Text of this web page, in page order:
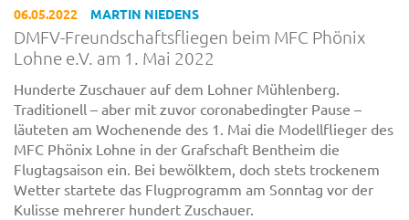
06.05.2022 MARTIN NIEDENS
DMFV-Freundschaftsfliegen beim MFC Phönix
Lohne e.V. am 1. Mai 2022
Hunderte Zuschauer auf dem Lohner Mühlenberg.
Traditionell – aber mit zuvor coronabedingter Pause –
läuteten am Wochenende des 1. Mai die Modellflieger des
MFC Phönix Lohne in der Grafschaft Bentheim die
Flugtagsaison ein. Bei bewölktem, doch stets trockenem
Wetter startete das Flugprogramm am Sonntag vor der
Kulisse mehrerer hundert Zuschauer.